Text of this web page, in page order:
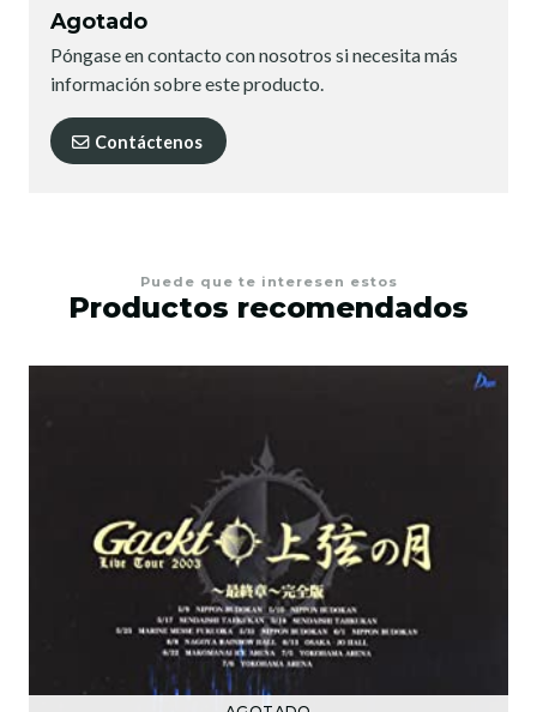
Agotado
Póngase en contacto con nosotros si necesita más
información sobre este producto.
Contáctenos
Puede que te interesen estos
Productos recomendados